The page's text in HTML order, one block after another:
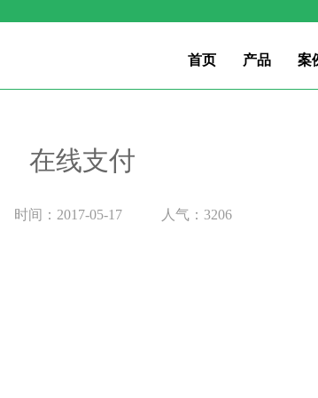
首页 产品 案
在线支付
时间：2017-05-17 人气：3206